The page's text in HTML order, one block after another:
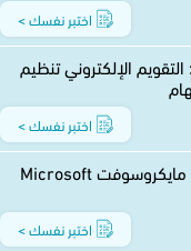
اختبر نفسك >
الإلكتروني تنظيم
اختبر نفسك >
الدرس الثامن: مايكروسوفت Microsoft
اختبر نفسك >